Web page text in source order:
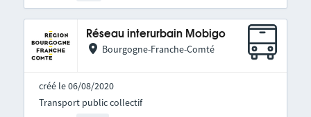
Réseau interurbain Mobigo
Bourgogne-Franche-Comté
créé le 06/08/2020
Transport public collectif